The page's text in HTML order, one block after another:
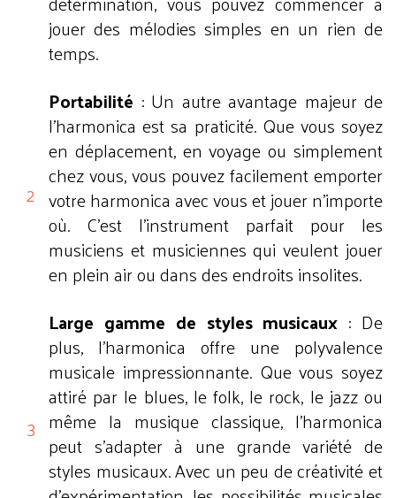
jouer des mélodies simples en un rien de
temps.
Portabilité : Un autre avantage majeur de
l'harmonica est sa praticité. Que vous soyez
en déplacement, en voyage ou simplement
chez vous, vous pouvez facilement emporter
votre harmonica avec vous et jouer n'importe
où. C'est l'instrument parfait pour les
musiciens et musiciennes qui veulent jouer
en plein air ou dans des endroits insolites.
Large gamme de styles musicaux : De
plus, l'harmonica offre une polyvalence
musicale impressionnante. Que vous soyez
attiré par le blues, le folk, le rock, le jazz ou
même la musique classique, l'harmonica
peut s'adapter à une grande variété de
styles musicaux. Avec un peu de créativité et